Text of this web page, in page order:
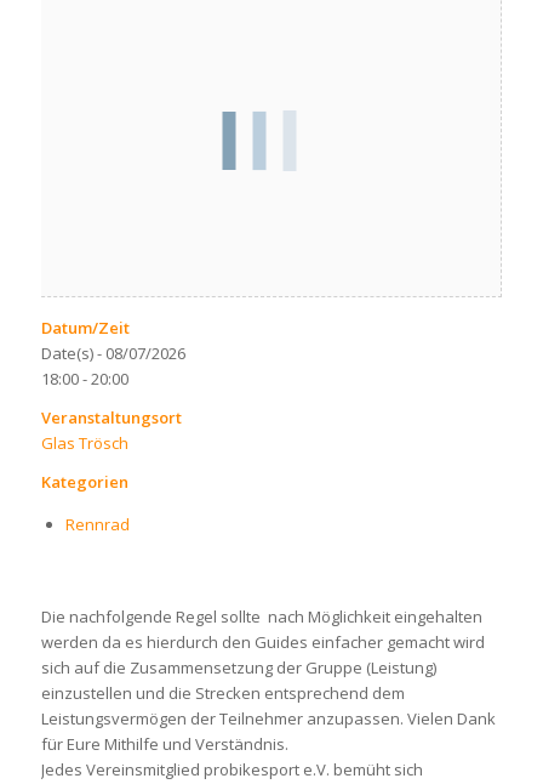
Datum/Zeit
Date(s) - 08/07/2026
18:00 - 20:00
Veranstaltungsort
Glas Trösch
Kategorien
Rennrad
Die nachfolgende Regel sollte nach Möglichkeit eingehalten
werden da es hierdurch den Guides einfacher gemacht wird
sich auf die Zusammensetzung der Gruppe (Leistung)
einzustellen und die Strecken entsprechend dem
Leistungsvermögen der Teilnehmer anzupassen. Vielen Dank
für Eure Mithilfe und Verständnis.
Jedes Vereinsmitglied probikesport e.V. bemüht sich